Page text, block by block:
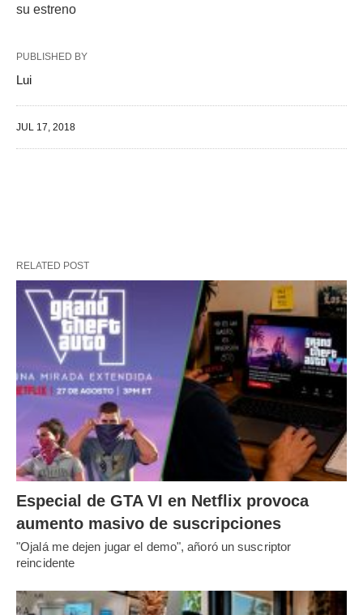
su estreno
PUBLISHED BY
Lui
JUL 17, 2018
RELATED POST
Especial de GTA VI en Netflix provoca
aumento masivo de suscripciones
"Ojalá me dejen jugar el demo", añoró un suscriptor
reincidente